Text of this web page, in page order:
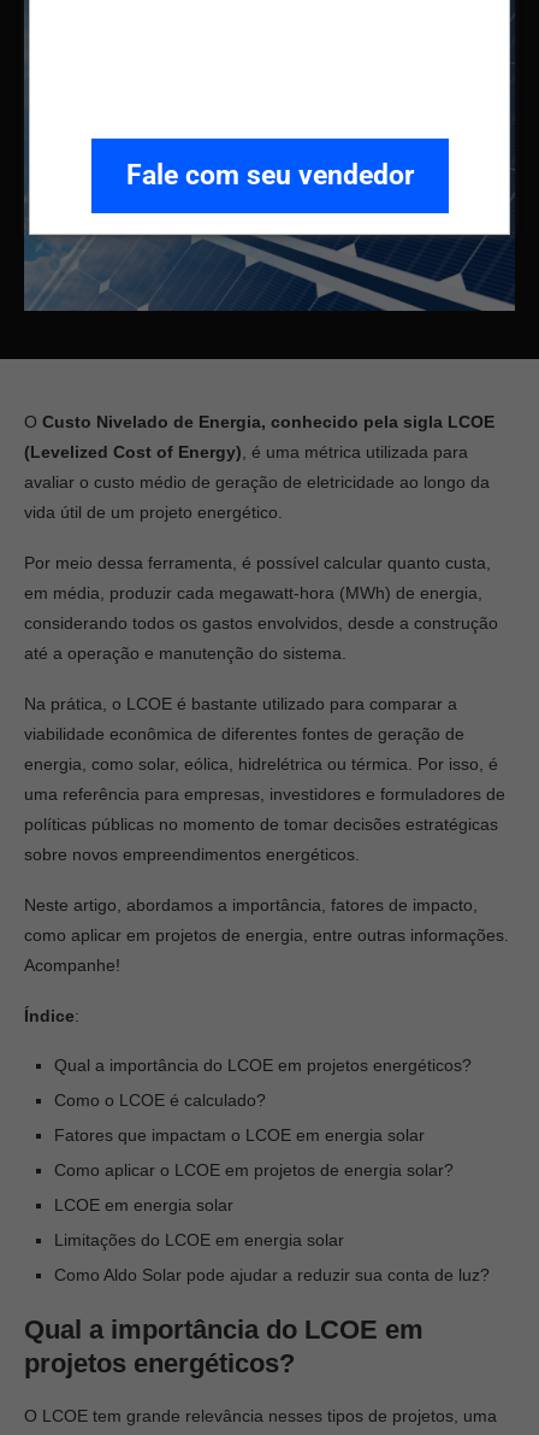
Fale com seu vendedor
O Custo Nivelado de Energia, conhecido pela sigla LCOE
(Levelized Cost of Energy) , é uma métrica utilizada para
avaliar o custo médio de geração de eletricidade ao longo da
vida útil de um projeto energético.
Por meio dessa ferramenta, é possível calcular quanto custa,
em média, produzir cada megawatt-hora (MWh) de energia,
considerando todos os gastos envolvidos, desde a construção
até a operação e manutenção do sistema.
Na prática, o LCOE é bastante utilizado para comparar a
viabilidade econômica de diferentes fontes de geração de
energia, como solar, eólica, hidrelétrica ou térmica. Por isso, é
uma referência para empresas, investidores e formuladores de
políticas públicas no momento de tomar decisões estratégicas
sobre novos empreendimentos energéticos.
Neste artigo, abordamos a importância, fatores de impacto,
como aplicar em projetos de energia, entre outras informações.
Acompanhe!
Índice:
Qual a importância do LCOE em projetos energéticos?
Como o LCOE é calculado?
Fatores que impactam o LCOE em energia solar
Como aplicar o LCOE em projetos de energia solar?
LCOE em energia solar
Limitações do LCOE em energia solar
Como Aldo Solar pode ajudar a reduzir sua conta de luz?
Qual a importância do LCOE em
projetos energéticos?
O LCOE tem grande relevância nesses tipos de projetos, uma